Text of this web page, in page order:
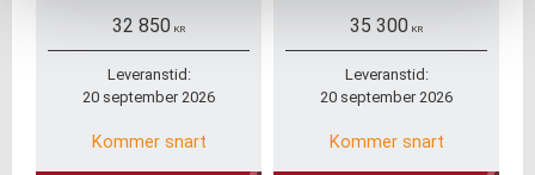
imponerar med sin
mångsidighet när den
monteras på olika
transportfordon
32 850 KR
Leveranstid:
20 september 2026
Kommer snart
35 300 KR
Leveranstid:
20 september 2026
Kommer snart